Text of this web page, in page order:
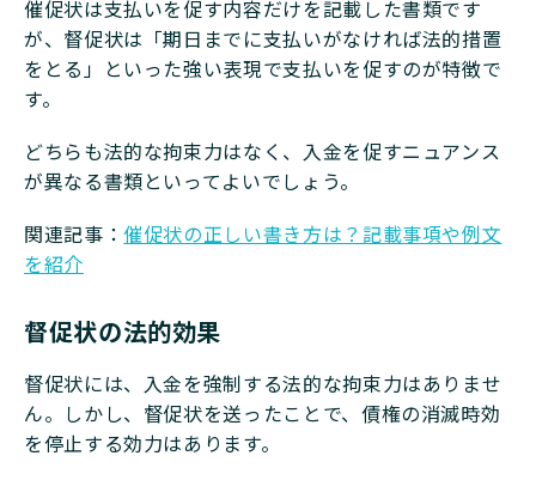
催促状は支払いを促す内容だけを記載した書類です
が、督促状は「期日までに支払いがなければ法的措置
をとる」といった強い表現で支払いを促すのが特徴で
す。
どちらも法的な拘束力はなく、入金を促すニュアンス
が異なる書類といってよいでしょう。
関連記事：催促状の正しい書き方は？記載事項や例文
を紹介
督促状の法的効果
督促状には、入金を強制する法的な拘束力はありませ
ん。しかし、督促状を送ったことで、債権の消滅時効
を停止する効力はあります。